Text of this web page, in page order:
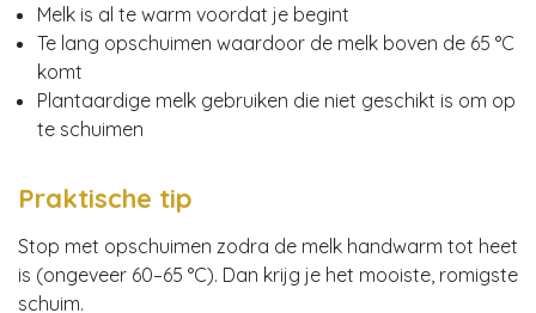
Melk is al te warm voordat je begint
Te lang opschuimen waardoor de melk boven de 65 °C
komt
Plantaardige melk gebruiken die niet geschikt is om op
te schuimen
Praktische tip
Stop met opschuimen zodra de melk handwarm tot heet
is (ongeveer 60–65 °C). Dan krijg je het mooiste, romigste
schuim.